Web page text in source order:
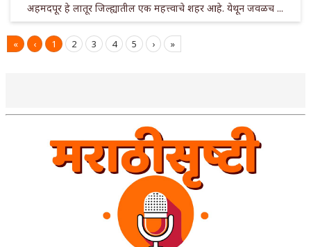
अहमदपूर हे लातूर जिल्ह्यातील एक महत्त्वाचे शहर आहे. येथून जवळच ...
« ‹ 1 2 3 4 5 › »